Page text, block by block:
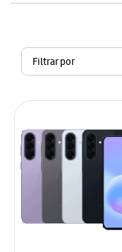
Filtrar por